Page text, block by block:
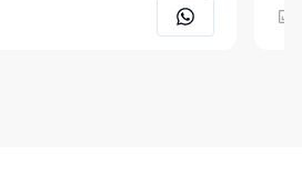
de Garagem Coberta Ligue Agora Mesmo e A